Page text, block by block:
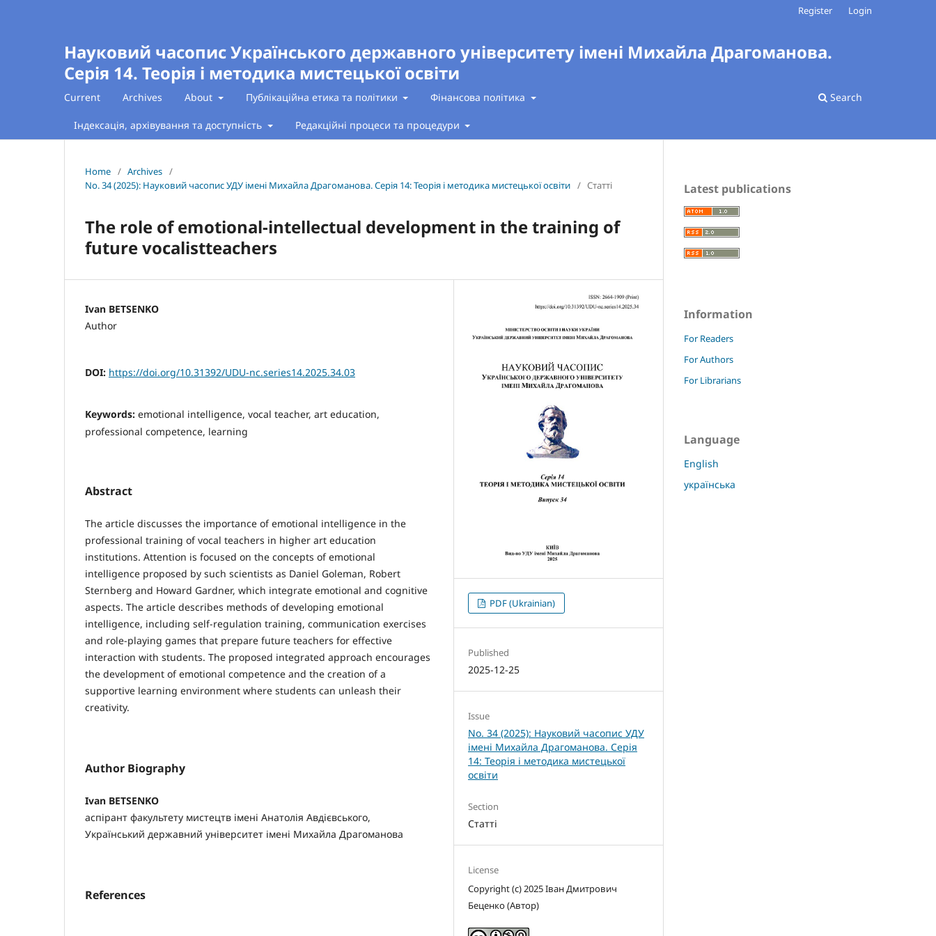
Науковий часопис Українського державного університету імені Михайла Драгоманова.
Серія 14. Теорія і методика мистецької освіти
Current Archives About Публікаційна етика та політики Фінансова політика
Індексація, архівування та доступність Редакційні процеси та процедури
Search
Register Login
Home / Archives /
No. 34 (2025): Науковий часопис УДУ імені Михайла Драгоманова. Серія 14: Теорія і методика мистецької освіти / Статті
The role of emotional-intellectual development in the training of
future vocalistteachers
Ivan BETSENKO
Author
DOI: https://doi.org/10.31392/UDU-nc.series14.2025.34.03
Keywords: emotional intelligence, vocal teacher, art education,
professional competence, learning
Abstract
The article discusses the importance of emotional intelligence in the
professional training of vocal teachers in higher art education
institutions. Attention is focused on the concepts of emotional
intelligence proposed by such scientists as Daniel Goleman, Robert
Sternberg and Howard Gardner, which integrate emotional and cognitive
aspects. The article describes methods of developing emotional
intelligence, including self-regulation training, communication exercises
and role-playing games that prepare future teachers for effective
interaction with students. The proposed integrated approach encourages
the development of emotional competence and the creation of a
supportive learning environment where students can unleash their
creativity.
Author Biography
Ivan BETSENKO
аспірант факультету мистецтв імені Анатолія Авдієвського,
Український державний університет імені Михайла Драгоманова
References
PDF (Ukrainian)
Published
2025-12-25
Issue
No. 34 (2025): Науковий часопис УДУ
імені Михайла Драгоманова. Серія
14: Теорія і методика мистецької
освіти
Section
Статті
License
Copyright (c) 2025 Іван Дмитрович
Беценко (Автор)
Latest publications
Information
For Readers
For Authors
For Librarians
Language
English
українська